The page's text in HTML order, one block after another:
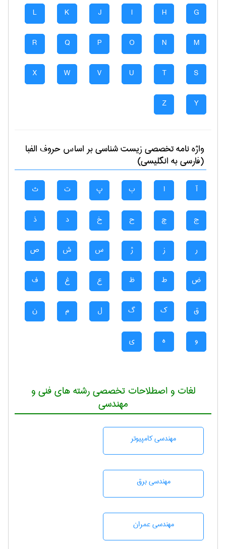
G
H
I
J
K
L
M
N
O
P
Q
R
S
T
U
V
W
X
Y
Z
واژه نامه تخصصیزيست شناسیبر اساس حروف الفبا
(فارسی به انگلیسی)
آ ا ب پ ت ث
ج چ ح خ د ذ
ر ز ژ س ش ص
ض ط ظ ع غ ف
ق ک گ ل م ن
و ه ی
لغات و اصطلاحات تخصصی رشته های فنی و
مهندسی
مهندسی كامپيوتر
مهندسی برق
مهندسی عمران